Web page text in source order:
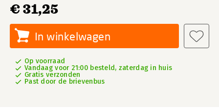
€ 31,25
In winkelwagen
Op voorraad
Vandaag voor 21:00 besteld, zaterdag in huis
Gratis verzonden
Past door de brievenbus